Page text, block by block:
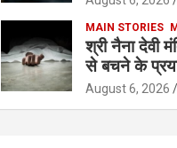
MAIN STORIES
श्री नैना देवी
से बचने के
August 6, 2026